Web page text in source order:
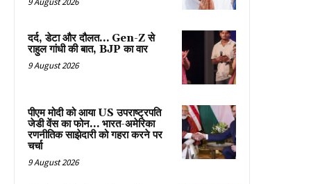
दर्द, डेटा और दौलत… Gen-Z से
राहुल गांधी की बात, BJP का वार
9 August 2026
पीएम मोदी को आया US उपराष्ट्रपति
जेडी वेंस का फोन… भारत-अमेरिका
रणनीतिक साझेदारी को गहरा करने पर
चर्चा
9 August 2026